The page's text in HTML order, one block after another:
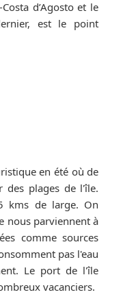
d’Agosto et le
est le point
en été où de
des plages de l'île.
kms de large. On
nous parviennent à
comme sources
pas l'eau
Le port de l'île
vacanciers.